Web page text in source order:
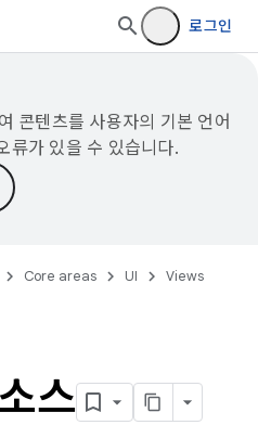
로그인
콘텐츠를 사용자의 기본 언어
류가 있을 수 있습니다.
Core areas UI
Views
스